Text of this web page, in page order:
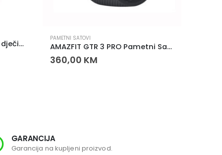
Smart Kids Watch K15 rozi dječiji pametni sat
PAMETNI SATOVI
AMAZFIT GTR 3 PRO Pametni Sat AMOLED GPS Bluetooth Pozivi
360,00 KM
GARANCIJA
Garancija na kupljeni proizvod.